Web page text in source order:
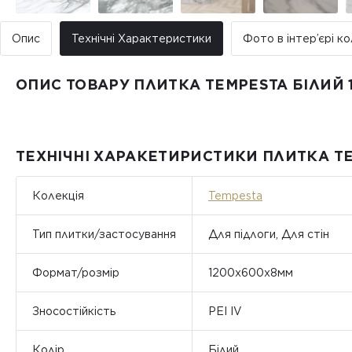
Опис Технічні Характеристики Фото в інтер’єрі
ОПИС ТОВАРУ ПЛИТКА TEMPESTA БІЛИЙ
ТЕХНІЧНІ ХАРАКЕТИРИСТИКИ ПЛИТКА
Колекція Tempesta
Тип плитки/застосування Для підлоги, Для стін
Формат/розмір 1200х600х8мм
Зносостійкість PEI IV